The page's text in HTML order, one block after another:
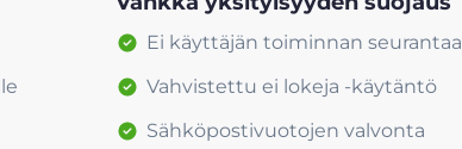
Ei käyttäjän toiminnan seurantaa
Vahvistettu ei lokeja -käytäntö
Sähköpostivuotojen valvonta